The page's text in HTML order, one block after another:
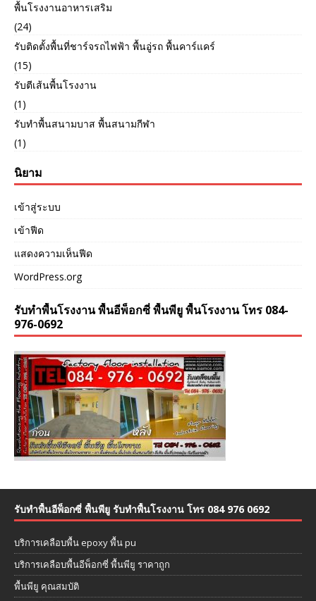
พื้นโรงงานอาหารเสริม
(24)
รับติดตั้งพื้นที่ชาร์จรถไฟฟ้า พื้นอู่รถ พื้นคาร์แคร์
(15)
รับตีเส้นพื้นโรงงาน
(1)
รับทำพื้นสนามบาส พื้นสนามกีฬา
(1)
นิยาม
เข้าสู่ระบบ
เข้าฟีด
แสดงความเห็นฟีด
WordPress.org
รับทำพื้นโรงงาน พื้นอีพ็อกซี่ พื้นพียู พื้นโรงงาน โทร 084-
976-0692
รับทำพื้นอีพ็อกซี่ พื้นพียู รับทำพื้นโรงงาน โทร 084 976 0692
บริการเคลือบพื้น epoxy พื้น pu
บริการเคลือบพื้นอีพ็อกซี่ พื้นพียู ราคาถูก
พื้นพียู คุณสมบัติ